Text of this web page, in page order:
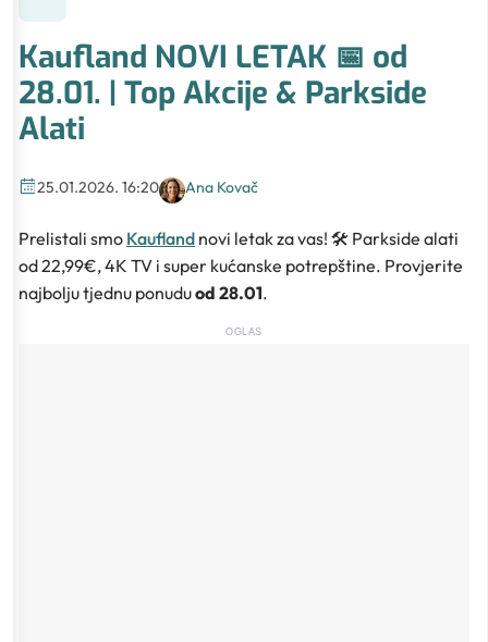
Kaufland NOVI LETAK 📅 od
28.01. | Top Akcije & Parkside
Alati
25.01.2026. 16:20 Ana Kovač
Prelistali smo Kaufland novi letak za vas! 🛠️ Parkside alati
od 22,99€, 4K TV i super kućanske potrepštine. Provjerite
najbolju tjednu ponuduod 28.01.
OGLAS